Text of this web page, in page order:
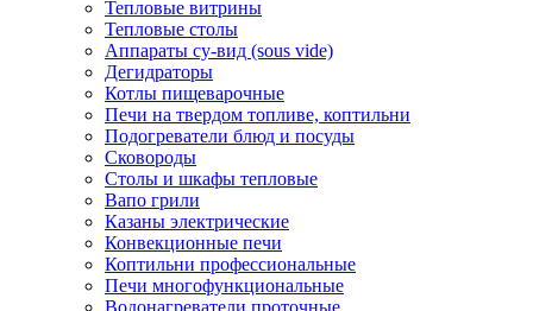
Тепловые витрины
Тепловые столы
Аппараты су-вид (sous vide)
Дегидраторы
Котлы пищеварочные
Печи на твердом топливе, коптильни
Подогреватели блюд и посуды
Сковороды
Столы и шкафы тепловые
Вапо грили
Казаны электрические
Конвекционные печи
Коптильни профессиональные
Печи многофункциональные
Водонагреватели проточные